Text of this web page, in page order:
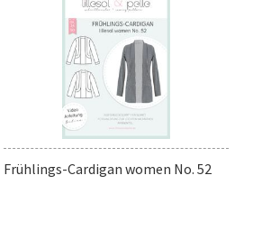
Frühlings-Cardigan women No. 52